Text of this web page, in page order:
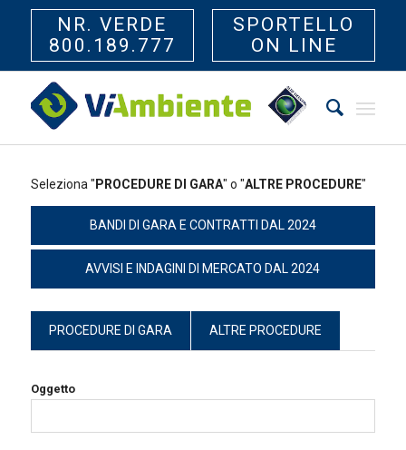
NR. VERDE
800.189.777
SPORTELLO
ON LINE
Seleziona " PROCEDURE DI GARA" o "ALTRE PROCEDURE"
BANDI DI GARA E CONTRATTI DAL 2024
AVVISI E INDAGINI DI MERCATO DAL 2024
PROCEDURE DI GARA ALTRE PROCEDURE
Oggetto